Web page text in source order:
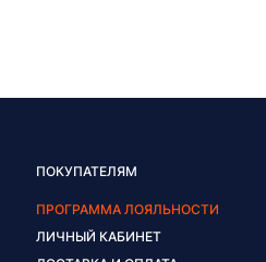
ПОКУПАТЕЛЯМ
ПРОГРАММА ЛОЯЛЬНОСТИ
ЛИЧНЫЙ КАБИНЕТ